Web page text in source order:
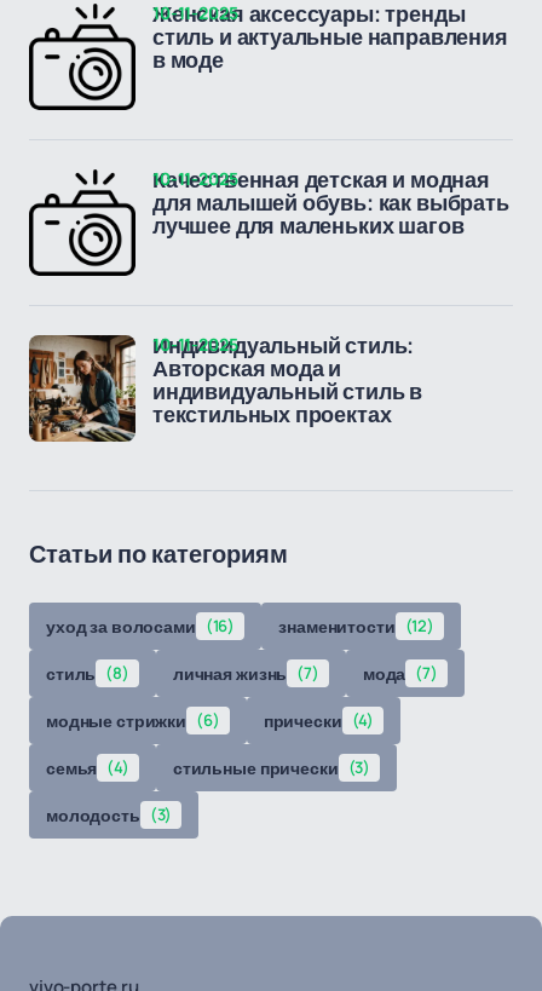
Женская аксессуары: тренды
стиль и актуальные направления
в моде
10-11-2025
Качественная детская и модная
для малышей обувь: как выбрать
лучшее для маленьких шагов
10-11-2025
Индивидуальный стиль:
Авторская мода и
индивидуальный стиль в
текстильных проектах
10-11-2025
Статьи по категориям
уход за волосами (16) знаменитости (12)
стиль (8) личная жизнь (7) мода (7)
модные стрижки (6) прически (4)
семья (4) стильные прически (3)
молодость (3)